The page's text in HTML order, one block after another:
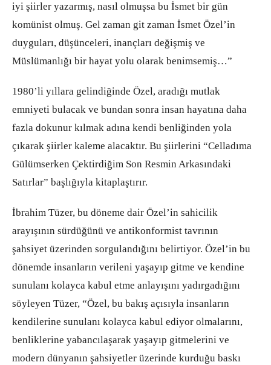
iyi şiirler yazarmış, nasıl olmuşsa bu İsmet bir gün
komünist olmuş. Gel zaman git zaman İsmet Özel’in
duyguları, düşünceleri, inançları değişmiş ve
Müslümanlığı bir hayat yolu olarak benimsemiş…”
1980’li yıllara gelindiğinde Özel, aradığı mutlak
emniyeti bulacak ve bundan sonra insan hayatına daha
fazla dokunur kılmak adına kendi benliğinden yola
çıkarak şiirler kaleme alacaktır. Bu şiirlerini “Celladıma
Gülümserken Çektirdiğim Son Resmin Arkasındaki
Satırlar” başlığıyla kitaplaştırır.
İbrahim Tüzer, bu döneme dair Özel’in sahicilik
arayışının sürdüğünü ve antikonformist tavrının
şahsiyet üzerinden sorgulandığını belirtiyor. Özel’in bu
dönemde insanların verileni yaşayıp gitme ve kendine
sunulanı kolayca kabul etme anlayışını yadırgadığını
söyleyen Tüzer, “Özel, bu bakış açısıyla insanların
kendilerine sunulanı kolayca kabul ediyor olmalarını,
benliklerine yabancılaşarak yaşayıp gitmelerini ve
modern dünyanın şahsiyetler üzerinde kurduğu baskı